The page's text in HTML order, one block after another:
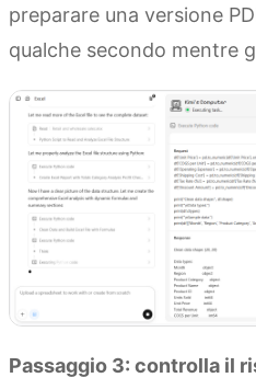
preparare una versione
qualche secondo mentre
Passaggio 3: controlla il